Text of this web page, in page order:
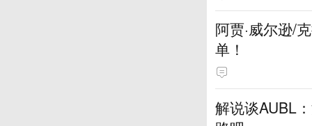
阿贾·威尔逊/
单！
解说谈AUBL